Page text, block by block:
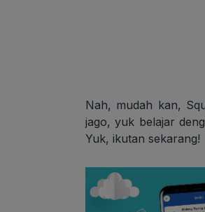
Nah, mudah kan,
jago, yuk belajar
Yuk, ikutan sekarang!